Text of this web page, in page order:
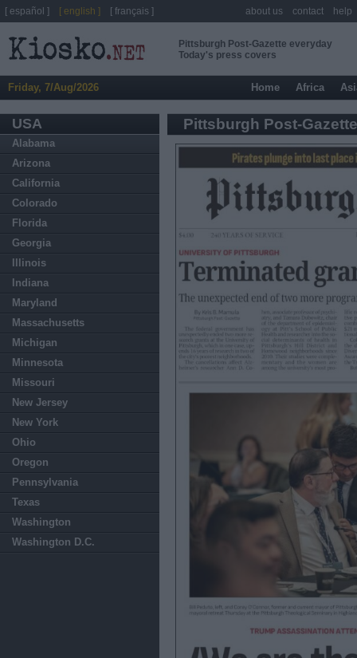
Pittsburgh Post-Gazette everyday
Today's press covers
Friday, 7/Aug/2026 Home Africa
USA
Alabama
Arizona
California
Colorado
Florida
Georgia
Illinois
Indiana
Maryland
Massachusetts
Michigan
Minnesota
Missouri
New Jersey
New York
Ohio
Oregon
Pennsylvania
Texas
Washington
Washington D.C.
Pittsburgh Post-Gazette
[ español ] [ english ] [ français ] about us contact help